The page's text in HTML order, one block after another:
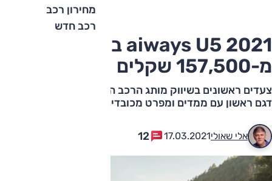
מחירון רכב
רכב חדש
aiways U5 2021 בארץ – החל
מ-157,500 שקלים
דגם ראשון עם ממדים ומפרט מכובדים
אלי שאולי17.03.2021
12